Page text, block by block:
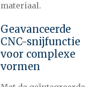
materiaal.
Geavanceerde
CNC-snijfunctie
voor complexe
vormen